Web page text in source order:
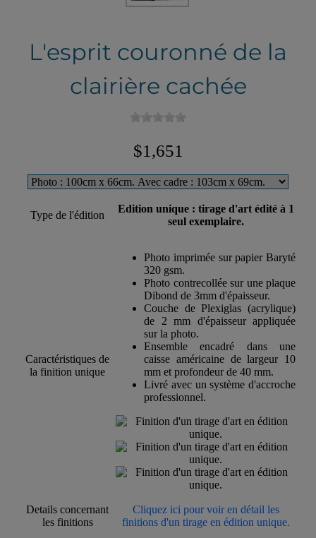
L'esprit couronné de la
clairière cachée
$1,651
Type de l'édition
Edition unique : tirage d'art édité à 1
seul exemplaire.
Caractéristiques de
la finition unique
Photo imprimée sur papier Baryté
320 gsm.
Photo contrecollée sur une plaque
Dibond de 3mm d'épaisseur.
Couche de Plexiglas (acrylique)
de 2 mm d'épaisseur appliquée
sur la photo.
Ensemble encadré dans une
caisse américaine de largeur 10
mm et profondeur de 40 mm.
Livré avec un système d'accroche
professionnel.
Details concernant
les finitions
Cliquez ici pour voir en détail les
finitions d'un tirage en édition unique.